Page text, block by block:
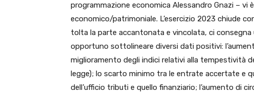
programmazione economica Alessandro Gnazi –
economico/patrimoniale. L’esercizio 2023 chiude
tolta la parte accantonata e vincolata, ci
opportuno sottolineare diversi dati positivi:
miglioramento degli indici relativi alla tempestività
legge); lo scarto minimo tra le entrate accertate e
dell’ufficio tributi e quello finanziario; l’aumento di